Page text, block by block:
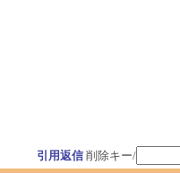
引用返信 削除キー/